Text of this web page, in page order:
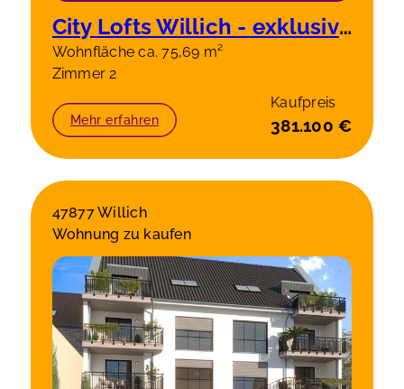
City Lofts Willich - exklusive 2 Zimmerwohnung 2 OG rechts, 75,69m²
Wohnfläche ca. 75,69 m²
Zimmer 2
Mehr erfahren
Kaufpreis
381.100 €
47877 Willich
Wohnung zu kaufen